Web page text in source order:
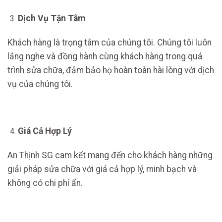
Dịch Vụ Tận Tâm
Khách hàng là trọng tâm của chúng tôi. Chúng tôi luôn
lắng nghe và đồng hành cùng khách hàng trong quá
trình sửa chữa, đảm bảo họ hoàn toàn hài lòng với dịch
vụ của chúng tôi.
Giá Cả Hợp Lý
An Thịnh SG cam kết mang đến cho khách hàng những
giải pháp sửa chữa với giá cả hợp lý, minh bạch và
không có chi phí ẩn.